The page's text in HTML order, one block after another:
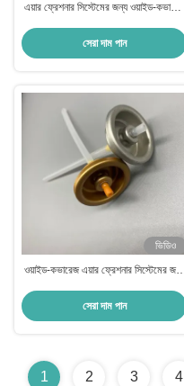
এয়ার ফ্রেশনার সিস্টেমের জন্য ওয়াইড-কভারেজ
সেরা দাম পান
ভিডিও
ওয়াইড-কভারেজ এয়ার ফ্রেশনার সিস্টেমের জন্য
সেরা দাম পান
1 2 3 4